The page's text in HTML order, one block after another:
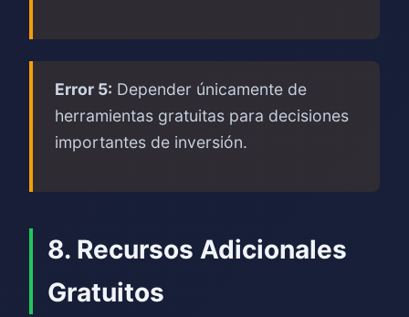
Error 5: Depender únicamente de
herramientas gratuitas para decisiones
importantes de inversión.
8. Recursos Adicionales
Gratuitos